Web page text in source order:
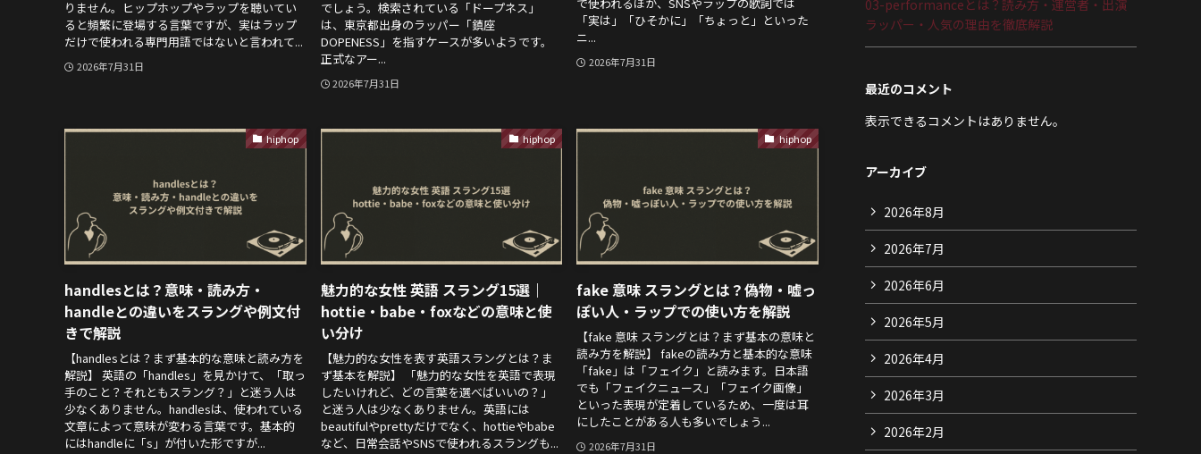
りません。ヒップホップやラップを聴いてい
ると頻繁に登場する言葉ですが、実はラップ
だけで使われる専門用語ではないと言われて...
2026年7月31日
でしょう。検索されている「ドープネス」
は、東京都出身のラッパー「鎮座
DOPENESS」を指すケースが多いようです。
正式なアー...
2026年7月31日
「実は」「ひそかに」「ちょっと」といった
ニ...
2026年7月31日
hiphop
handlesとは？意味・読み方・
handleとの違いをスラングや例文付
きで解説
【handlesとは？まず基本的な意味と読み方を
解説】 英語の「handles」を見かけて、「取っ
手のこと？それともスラング？」と迷う人は
少なくありません。handlesは、使われている
文章によって意味が変わる言葉です。基本的
にはhandleに「s」が付いた形ですが...
hiphop
魅力的な女性 英語 スラング15選｜
hottie・babe・foxなどの意味と使
い分け
【魅力的な女性を表す英語スラングとは？ま
ず基本を解説】 「魅力的な女性を英語で表現
したいけれど、どの言葉を選べばいいの？」
と迷う人は少なくありません。英語には
beautifulやprettyだけでなく、hottieやbabe
など、日常会話やSNSで使われるスラングも...
hiphop
fake 意味 スラングとは？偽物・嘘っ
ぽい人・ラップでの使い方を解説
【fake 意味 スラングとは？まず基本の意味と
読み方を解説】 fakeの読み方と基本的な意味
「fake」は「フェイク」と読みます。日本語
でも「フェイクニュース」「フェイク画像」
といった表現が定着しているため、一度は耳
にしたことがある人も多いでしょう...
2026年7月31日
03-performanceとは？読み方・運営者・出演
ラッパー・人気の理由を徹底解説
最近のコメント
表示できるコメントはありません。
アーカイブ
2026年8月
2026年7月
2026年6月
2026年5月
2026年4月
2026年3月
2026年2月